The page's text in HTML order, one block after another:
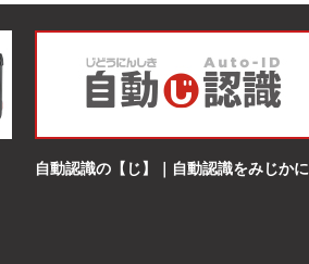
自動認識の【じ】｜自動認識をみじかに